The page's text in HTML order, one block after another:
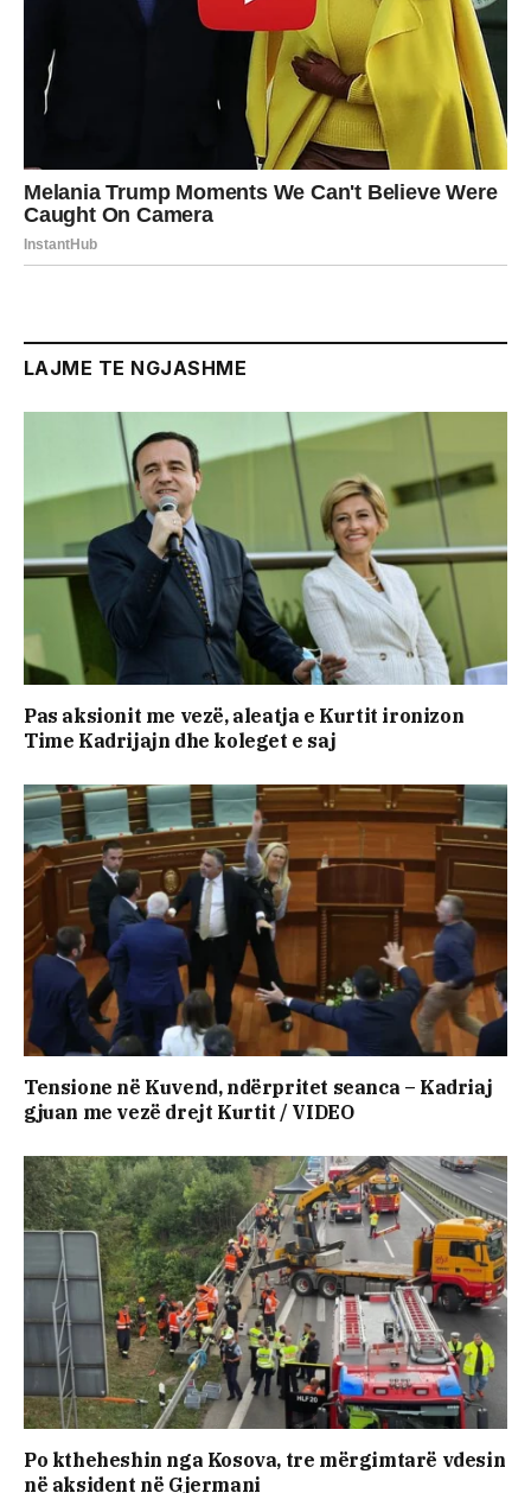
LAJME TE NGJASHME
Pas aksionit me vezë, aleatja e Kurtit ironizon
Time Kadrijajn dhe koleget e saj
Tensione në Kuvend, ndërpritet seanca – Kadriaj
gjuan me vezë drejt Kurtit / VIDEO
Po ktheheshin nga Kosova, tre mërgimtarë vdesin
në aksident në Gjermani